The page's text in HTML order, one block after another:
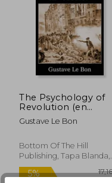
5%
dcto.
The Psychology of
Revolution (en
Inglés)
Gustave Le Bon
Bottom Of The Hill
Publishing, Tapa Blanda,
Nuevo